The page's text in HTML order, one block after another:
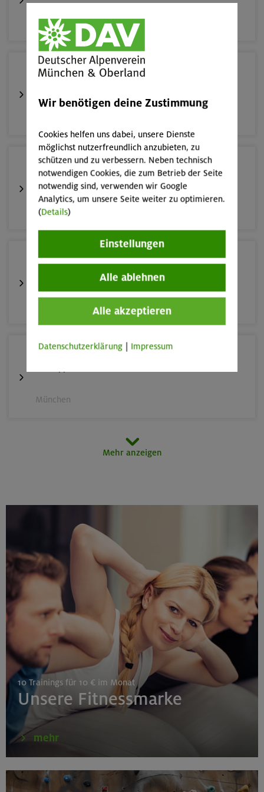
München
19.08.26
22./23.08.26
Bouldern für Einsteiger indoor
München
22./23.08.26
Grundkurs Klettern indoor
München
25.08./01./08.09.26
26.08.26
Schnupperkletterkurs indoor
München
27./28.08.26
Grundkurs Klettern indoor
Gilching
30.08./06./13.09.26
Klettertechnik- und Taktikcoaching indoor
München
Mehr anzeigen
10 Trainings für 10 € im Monat
Unsere Fitnessmarke
mehr
Wir benötigen deine Zustimmung
Cookies helfen uns dabei, unsere Dienste
möglichst nutzerfreundlich anzubieten, zu
schützen und zu verbessern. Neben technisch
notwendigen Cookies, die zum Betrieb der Seite
notwendig sind, verwenden wir Google
Analytics, um unsere Seite weiter zu optimieren.
(Details)
Einstellungen
Alle ablehnen
Alle akzeptieren
Datenschutzerklärung Impressum